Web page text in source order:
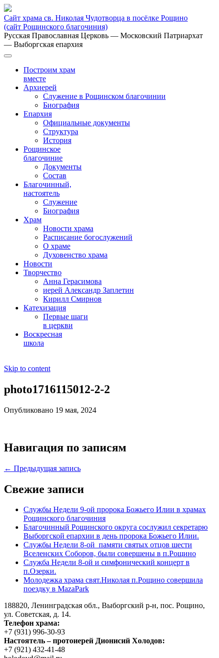
Сайт храма св. Николая Чудотворца в посёлке Рощино
(сайт Рощинского благочиния)
Русская Православная Церковь — Московский Патриархат
— Выборгская епархия
Построим храм
вместе
Архиерей
Служение в Рощинском благочинии
Биография
Епархия
Официальные документы
Структура
История
Рощинское
благочиние
Документы
Состав
Благочинный,
настоятель
Служение
Биография
Храм
Новости храма
Расписание богослужений
О храме
Духовенство храма
Новости
Творчество
Анна Герасимова
иерей Александр Заплетин
Кирилл Смирнов
Катехизация
Первые шаги
в церкви
Воскресная
школа
Skip to content
photo1716115012-2-2
Опубликовано 19 мая, 2024
Навигация по записям
← Предыдущая запись
Свежие записи
Службы Недели 9-ой пророка Божьего Илии в храмах
Рощинского благочиния
Благочинный Рощинского округа сослужил секретарю
Выборгской епархии в день пророка Божьего Илии.
Службы Недели 8-ой памяти святых отцов шести
Вселенских Соборов, были совершены в п.Рощино
Служба Недели 8-ой и симфонический концерт в
п.Озерки.
Молодежка храма свят.Николая п.Рощино совершила
поездку в MazaPark
188820, Ленинградская обл., Выборгский р-н, пос. Рощино,
ул. Советская, д. 14.
Телефон храма:
+7 (931) 996-30-93
Настоятель – протоиерей Дионисий Холодов:
+7 (921) 432-41-48